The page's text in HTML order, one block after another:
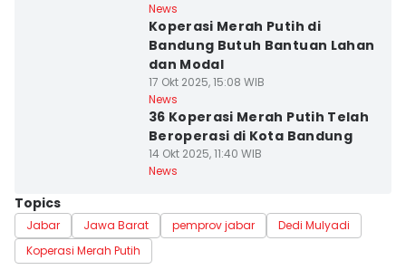
News
Koperasi Merah Putih di
Bandung Butuh Bantuan Lahan
dan Modal
17 Okt 2025, 15:08 WIB
News
36 Koperasi Merah Putih Telah
Beroperasi di Kota Bandung
14 Okt 2025, 11:40 WIB
News
Topics
Jabar Jawa Barat pemprov jabar
Dedi Mulyadi
Koperasi Merah Putih